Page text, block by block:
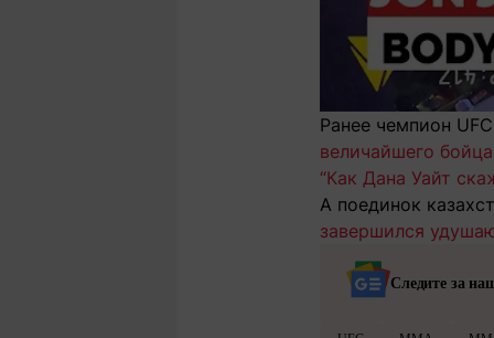
Ранее чемпион
величайшего
“Как Дана Уайт
А поединок
завершился
Следите за